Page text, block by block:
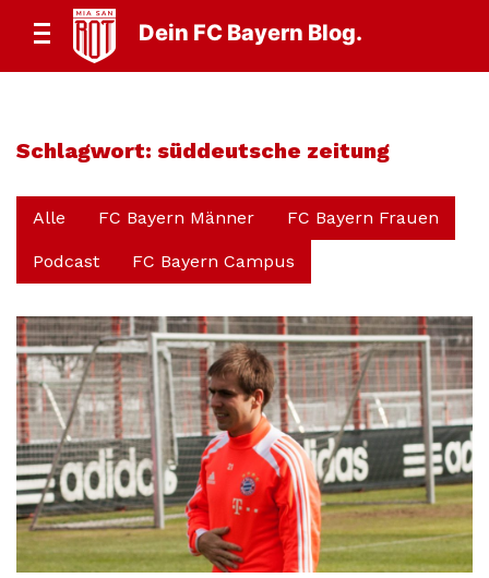
Dein FC Bayern Blog.
Schlagwort: süddeutsche zeitung
Alle FC Bayern Männer FC Bayern Frauen
Podcast FC Bayern Campus